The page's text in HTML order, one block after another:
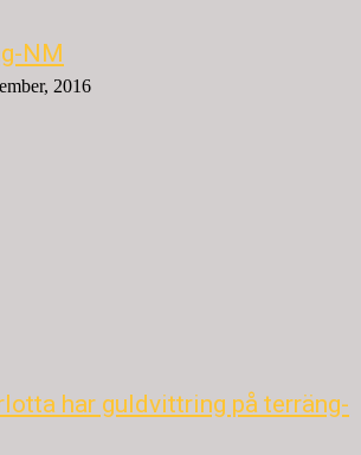
NM
2016
har guldvittring på terräng-